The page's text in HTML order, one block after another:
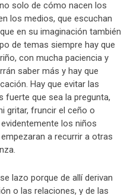
solo de cómo nacen los
los medios, que escuchan
en su imaginación también
de temas siempre hay que
con mucha paciencia y
saber más y hay que
Hay que evitar las
fuerte que sea la pregunta,
gritar, fruncir el ceño o
los niños
a recurrir a otras
lazo porque de allí derivan
o las relaciones, y de las